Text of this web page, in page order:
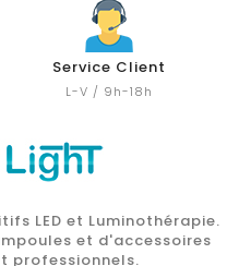
Service Client
L-V / 9h-18h
LED et Luminothérapie.
et d'accessoires
professionnels.